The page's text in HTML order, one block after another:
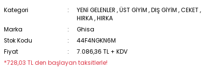
Kategori YENİ GELENLER ,ÜST GİYİM ,DIŞ GİYİM ,CEKET ,
HIRKA ,HIRKA
Marka
Ghisa
Stok Kodu
44F4NGKN6M
Fiyat
7.086,36 TL + KDV
*728,03 TL den başlayan taksitlerle!